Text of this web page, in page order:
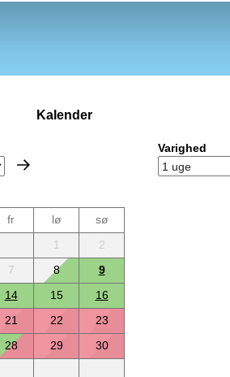
Kalender
fr lø
sø
1
2
7 8
9
14 15
16
21 22
23
28 29
30
Varighed